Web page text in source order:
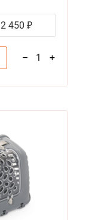
2 450 ₽
– 1 +